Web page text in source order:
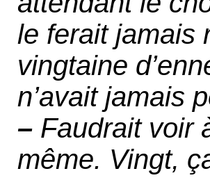
le ferait jamais
vingtaine
n’avait jamais
– Faudrait voir
même. Vingt,